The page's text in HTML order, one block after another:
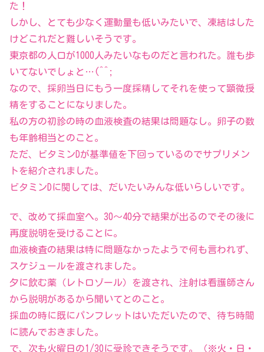
た！
しかし、とても少なく運動量も低いみたいで、凍結はした
けどこれだと難しいそうです。
東京都の人口が1000人みたいなものだと言われた。誰も歩
いてないでしょと…(^^;
なので、採卵当日にもう一度採精してそれを使って顕微授
精をすることになりました。
私の方の初診の時の血液検査の結果は問題なし。卵子の数
も年齢相当とのこと。
ただ、ビタミンDが基準値を下回っているのでサプリメン
トを紹介されました。
ビタミンDに関しては、だいたいみんな低いらしいです。
で、改めて採血室へ。30～40分で結果が出るのでその後に
再度説明を受けることに。
血液検査の結果は特に問題なかったようで何も言われず、
スケジュールを渡されました。
夕に飲む薬（レトロゾール）を渡され、注射は看護師さん
から説明があるから聞いてとのこと。
採血の時に既にパンフレットはいただいたので、待ち時間
に読んでおきました。
で、次も火曜日の1/30に受診できそうです。（※火・日・